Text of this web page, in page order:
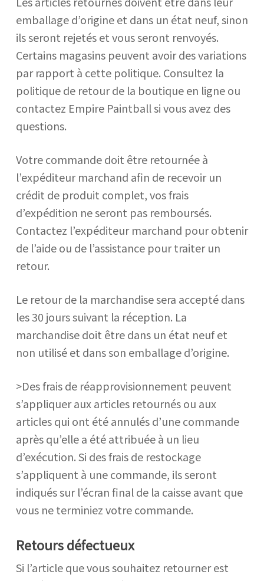
emballage d’origine et dans un état neuf, sinon
ils seront rejetés et vous seront renvoyés.
Certains magasins peuvent avoir des variations
par rapport à cette politique. Consultez la
politique de retour de la boutique en ligne ou
contactez Empire Paintball si vous avez des
questions.
Votre commande doit être retournée à
l’expéditeur marchand afin de recevoir un
crédit de produit complet, vos frais
d’expédition ne seront pas remboursés.
Contactez l’expéditeur marchand pour obtenir
de l’aide ou de l’assistance pour traiter un
retour.
Le retour de la marchandise sera accepté dans
les 30 jours suivant la réception. La
marchandise doit être dans un état neuf et
non utilisé et dans son emballage d’origine.
>Des frais de réapprovisionnement peuvent
s’appliquer aux articles retournés ou aux
articles qui ont été annulés d’une commande
après qu’elle a été attribuée à un lieu
d’exécution. Si des frais de restockage
s’appliquent à une commande, ils seront
indiqués sur l’écran final de la caisse avant que
vous ne terminiez votre commande.
Retours défectueux
Si l’article que vous souhaitez retourner est